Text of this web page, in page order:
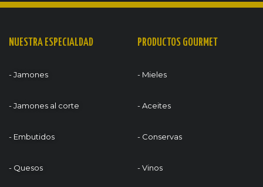
NUESTRA ESPECIALDAD
- Jamones
- Jamones al corte
- Embutidos
- Quesos
PRODUCTOS GOURMET
- Mieles
- Aceites
- Conservas
- Vinos